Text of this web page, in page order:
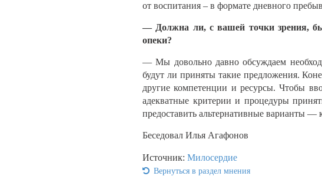
от воспитания – в формате дневного
— Должна ли, с вашей точки зрения,
опеки?
— Мы довольно давно обсуждаем
будут ли приняты такие предложения.
другие компетенции и ресурсы. Чтобы
адекватные критерии и процедуры
предоставить альтернативные варианты
Беседовал Илья Агафонов
Источник: Милосердие
Вернуться в раздел мнения